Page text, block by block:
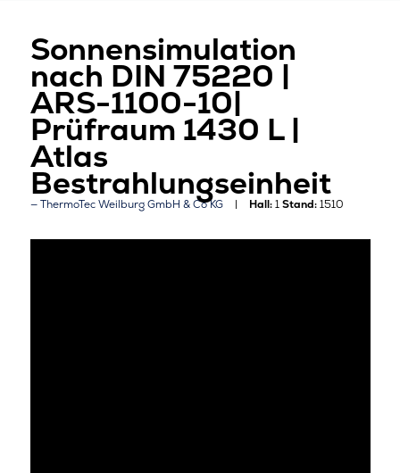
Sonnensimulation
nach DIN 75220 |
ARS-1100-10|
Prüfraum 1430 L |
Atlas
Bestrahlungseinheit
ThermoTec Weilburg GmbH & Co KG Hall:1Stand:1510